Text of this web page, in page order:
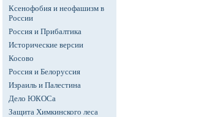
Ксенофобия и неофашизм в
России
Россия и Прибалтика
Исторические версии
Косово
Россия и Белоруссия
Израиль и Палестина
Дело ЮКОСа
Защита Химкинского леса